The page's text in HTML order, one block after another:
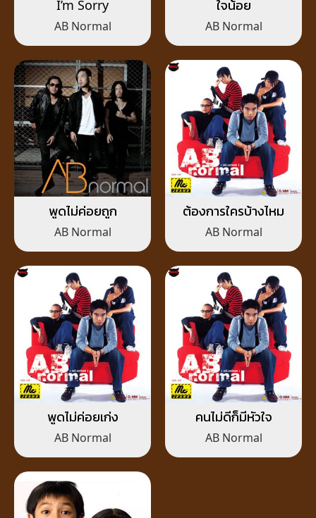
I’m Sorry
AB Normal
ใจน้อย
AB Normal
พูดไม่ค่อยถูก
AB Normal
ต้องการใครบ้างไหม
AB Normal
พูดไม่ค่อยเก่ง
AB Normal
คนไม่ดีก็มีหัวใจ
AB Normal